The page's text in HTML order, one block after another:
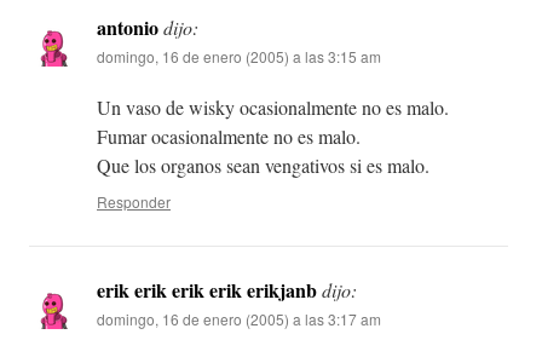
antoniodijo:
domingo, 16 de enero (2005) a las 3:15 am
Un vaso de wisky ocasionalmente no es malo.
Fumar ocasionalmente no es malo.
Que los organos sean vengativos si es malo.
Responder
erik erik erik erik erikjanbdijo:
domingo, 16 de enero (2005) a las 3:17 am